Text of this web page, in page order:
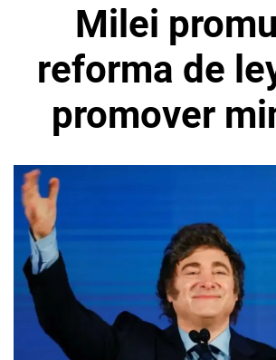
Milei
reforma de
promover
en